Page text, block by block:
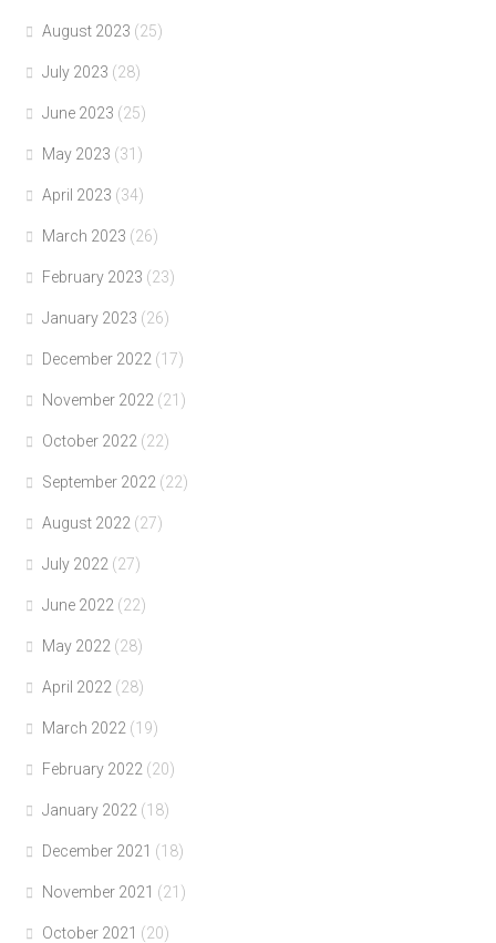
August 2023 (25)
July 2023 (28)
June 2023 (25)
May 2023 (31)
April 2023 (34)
March 2023 (26)
February 2023 (23)
January 2023 (26)
December 2022 (17)
November 2022 (21)
October 2022 (22)
September 2022 (22)
August 2022 (27)
July 2022 (27)
June 2022 (22)
May 2022 (28)
April 2022 (28)
March 2022 (19)
February 2022 (20)
January 2022 (18)
December 2021 (18)
November 2021 (21)
October 2021 (20)